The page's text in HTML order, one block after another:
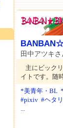
田中アツキさ
主にビック
イトです。随
*美青年・BL
#pixiv #ヘタ
...